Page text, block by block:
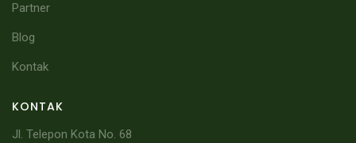
Partner
Blog
Kontak
KONTAK
Jl. Telepon Kota No. 68